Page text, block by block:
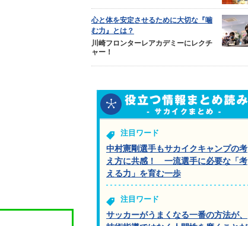
心と体を安定させるために大切な『噛
む力』とは？
川崎フロンターレアカデミーにレクチ
ャー！
注目ワード
中村憲剛選手もサカイクキャンプの考
え方に共感！ 一流選手に必要な「考
える力」を育む一歩
注目ワード
サッカーがうまくなる一番の方法が、